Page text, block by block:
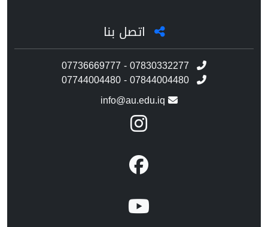
اتصل بنا
07736669777 - 07830332277
07744004480 - 07844004480
info@au.edu.iq